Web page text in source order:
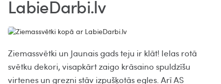
LabieDarbi.lv
Ziemassvētki un Jaunais gads teju ir klāt! Ielas rotā
svētku dekori, visapkārt zaigo krāsaino spuldzīšu
virtenes un grezni stāv izpušķotās egles. Arī AS